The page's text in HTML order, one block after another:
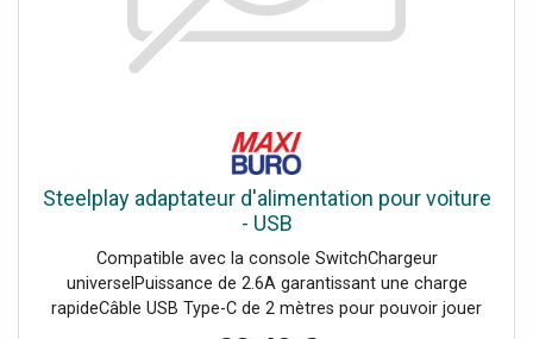
sans aucun compromis.<br/>De plus, l'adaptateur est
compact et alimenté par bus USB, ne nécessite aucun
adaptateur secteur externe. - Offre exclusivement
Steelplay adaptateur d'alimentation pour voiture
- USB
Compatible avec la console SwitchChargeur
universelPuissance de 2.6A garantissant une charge
rapideCâble USB Type-C de 2 mètres pour pouvoir jouer
aisément í l'arrière de la voitureDouble ports USB sur le